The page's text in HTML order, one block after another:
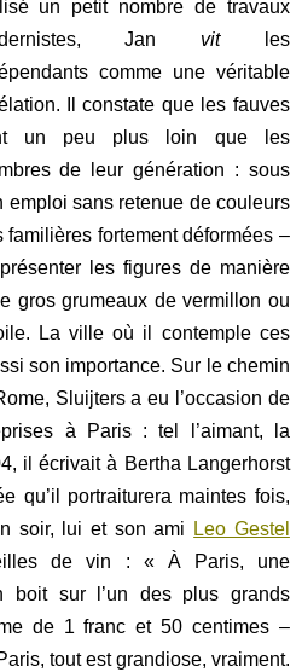
un petit nombre de travaux
Jan vitles
comme une véritable
Il constate que les fauves
un peu plus loin que les
de leur génération : sous
emploi sans retenue de couleurs
fortement déformées –
les figures de manière
gros grumeaux de vermillon ou
La ville où il contemple ces
son importance. Sur le chemin
Sluijters a eu l’occasion de
à Paris : tel l’aimant, la
il écrivait à Bertha Langerhorst
qu’il portraiturera maintes fois,
soir, lui et son ami
Leo Gestel
de vin : « À Paris, une
boit sur l’un des plus grands
de 1franc et 50 centimes –
tout est grandiose, vraiment.